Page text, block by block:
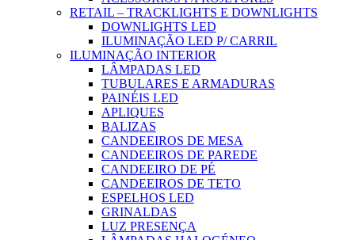
RETAIL – TRACKLIGHTS E DOWNLIGHTS
DOWNLIGHTS LED
ILUMINAÇÃO LED P/ CARRIL
ILUMINAÇÃO INTERIOR
LÂMPADAS LED
TUBULARES E ARMADURAS
PAINÉIS LED
APLIQUES
BALIZAS
CANDEEIROS DE MESA
CANDEEIROS DE PAREDE
CANDEEIRO DE PÉ
CANDEEIROS DE TETO
ESPELHOS LED
GRINALDAS
LUZ PRESENÇA